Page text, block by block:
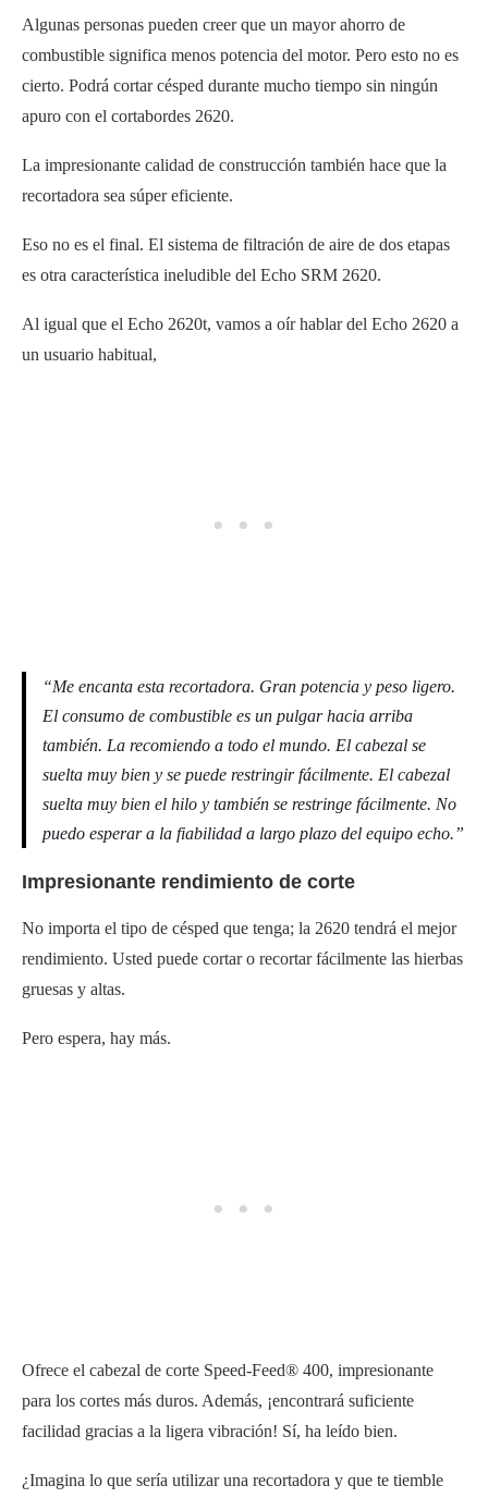
Algunas personas pueden creer que un mayor ahorro de
combustible significa menos potencia del motor. Pero esto no es
cierto. Podrá cortar césped durante mucho tiempo sin ningún
apuro con el cortabordes 2620.
La impresionante calidad de construcción también hace que la
recortadora sea súper eficiente.
Eso no es el final. El sistema de filtración de aire de dos etapas
es otra característica ineludible del Echo SRM 2620.
Al igual que el Echo 2620t, vamos a oír hablar del Echo 2620 a
un usuario habitual,
“Me encanta esta recortadora. Gran potencia y peso ligero.
El consumo de combustible es un pulgar hacia arriba
también. La recomiendo a todo el mundo. El cabezal se
suelta muy bien y se puede restringir fácilmente. El cabezal
suelta muy bien el hilo y también se restringe fácilmente. No
puedo esperar a la fiabilidad a largo plazo del equipo echo.”
Impresionante rendimiento de corte
No importa el tipo de césped que tenga; la 2620 tendrá el mejor
rendimiento. Usted puede cortar o recortar fácilmente las hierbas
gruesas y altas.
Pero espera, hay más.
Ofrece el cabezal de corte Speed-Feed® 400, impresionante
para los cortes más duros. Además, ¡encontrará suficiente
facilidad gracias a la ligera vibración! Sí, ha leído bien.
¿Imagina lo que sería utilizar una recortadora y que te tiemble